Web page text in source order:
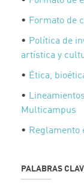
• Formato de
• Política de
artística y
• Ética,
•
Multicampus
• Reglamento
PALABRAS